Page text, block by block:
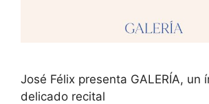
José Félix presenta GALERÍA, un
delicado recital